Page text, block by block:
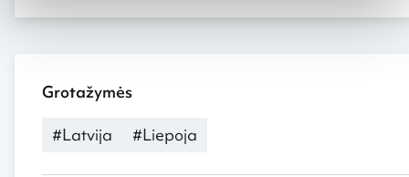
Grotažymės
#Latvija #Liepoja